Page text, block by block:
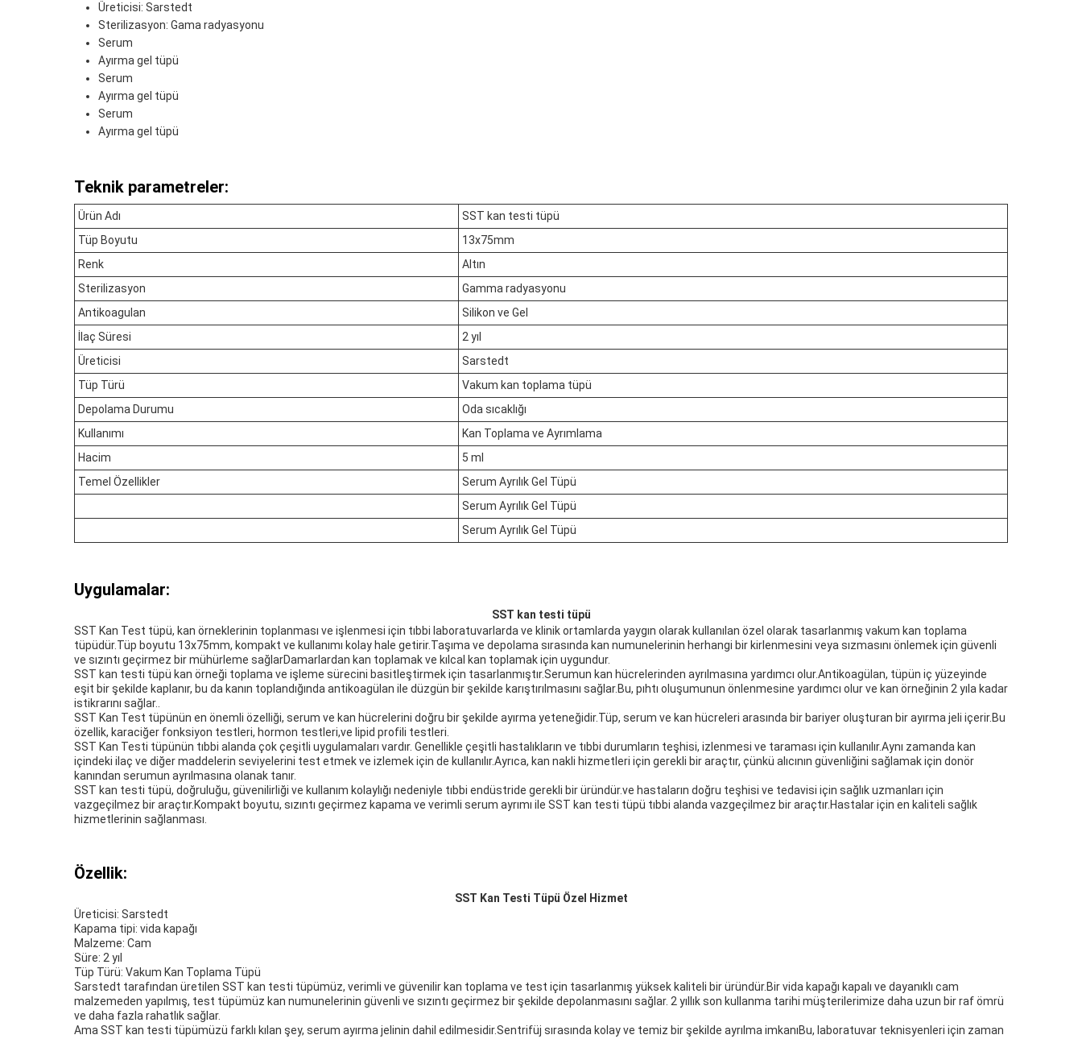
Üreticisi: Sarstedt
Sterilizasyon: Gama radyasyonu
Serum
Ayırma gel tüpü
Serum
Ayırma gel tüpü
Serum
Ayırma gel tüpü
Teknik parametreler:
Ürün Adı
SST kan testi tüpü
Tüp Boyutu
13x75mm
Renk
Altın
Sterilizasyon
Gamma radyasyonu
Antikoagulan
Silikon ve Gel
İlaç Süresi
2 yıl
Üreticisi
Sarstedt
Tüp Türü
Vakum kan toplama tüpü
Depolama Durumu
Oda sıcaklığı
Kullanımı
Kan Toplama ve Ayrımlama
Hacim
5 ml
Temel Özellikler
Serum Ayrılık Gel Tüpü
Serum Ayrılık Gel Tüpü
Serum Ayrılık Gel Tüpü
Uygulamalar:
SST kan testi tüpü
SST Kan Test tüpü, kan örneklerinin toplanması ve işlenmesi için tıbbi laboratuvarlarda ve klinik ortamlarda yaygın olarak kullanılan özel olarak tasarlanmış vakum kan toplama
tüpüdür.Tüp boyutu 13x75mm, kompakt ve kullanımı kolay hale getirir.Taşıma ve depolama sırasında kan numunelerinin herhangi bir kirlenmesini veya sızmasını önlemek için güvenli
ve sızıntı geçirmez bir mühürleme sağlarDamarlardan kan toplamak ve kılcal kan toplamak için uygundur.
SST kan testi tüpü kan örneği toplama ve işleme sürecini basitleştirmek için tasarlanmıştır.Serumun kan hücrelerinden ayrılmasına yardımcı olur.Antikoagülan, tüpün iç yüzeyinde
eşit bir şekilde kaplanır, bu da kanın toplandığında antikoagülan ile düzgün bir şekilde karıştırılmasını sağlar.Bu, pıhtı oluşumunun önlenmesine yardımcı olur ve kan örneğinin 2 yıla kadar
istikrarını sağlar..
SST Kan Test tüpünün en önemli özelliği, serum ve kan hücrelerini doğru bir şekilde ayırma yeteneğidir.Tüp, serum ve kan hücreleri arasında bir bariyer oluşturan bir ayırma jeli içerir.Bu
özellik, karaciğer fonksiyon testleri, hormon testleri,ve lipid profili testleri.
SST Kan Testi tüpünün tıbbi alanda çok çeşitli uygulamaları vardır. Genellikle çeşitli hastalıkların ve tıbbi durumların teşhisi, izlenmesi ve taraması için kullanılır.Aynı zamanda kan
içindeki ilaç ve diğer maddelerin seviyelerini test etmek ve izlemek için de kullanılır.Ayrıca, kan nakli hizmetleri için gerekli bir araçtır, çünkü alıcının güvenliğini sağlamak için donör
kanından serumun ayrılmasına olanak tanır.
SST kan testi tüpü, doğruluğu, güvenilirliği ve kullanım kolaylığı nedeniyle tıbbi endüstride gerekli bir üründür.ve hastaların doğru teşhisi ve tedavisi için sağlık uzmanları için
vazgeçilmez bir araçtır.Kompakt boyutu, sızıntı geçirmez kapama ve verimli serum ayrımı ile SST kan testi tüpü tıbbi alanda vazgeçilmez bir araçtır.Hastalar için en kaliteli sağlık
hizmetlerinin sağlanması.
Özellik:
SST Kan Testi Tüpü Özel Hizmet
Üreticisi: Sarstedt
Kapama tipi: vida kapağı
Malzeme: Cam
Süre: 2 yıl
Tüp Türü: Vakum Kan Toplama Tüpü
Sarstedt tarafından üretilen SST kan testi tüpümüz, verimli ve güvenilir kan toplama ve test için tasarlanmış yüksek kaliteli bir üründür.Bir vida kapağı kapalı ve dayanıklı cam
malzemeden yapılmış, test tüpümüz kan numunelerinin güvenli ve sızıntı geçirmez bir şekilde depolanmasını sağlar. 2 yıllık son kullanma tarihi müşterilerimize daha uzun bir raf ömrü
ve daha fazla rahatlık sağlar.
Ama SST kan testi tüpümüzü farklı kılan şey, serum ayırma jelinin dahil edilmesidir.Sentrifüj sırasında kolay ve temiz bir şekilde ayrılma imkanıBu, laboratuvar teknisyenleri için zaman